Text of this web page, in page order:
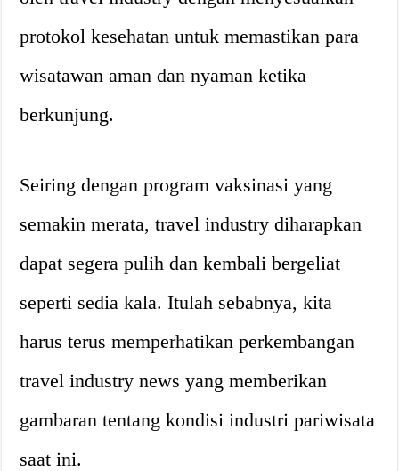
protokol kesehatan untuk memastikan para
wisatawan aman dan nyaman ketika
berkunjung.
Seiring dengan program vaksinasi yang
semakin merata, travel industry diharapkan
dapat segera pulih dan kembali bergeliat
seperti sedia kala. Itulah sebabnya, kita
harus terus memperhatikan perkembangan
travel industry news yang memberikan
gambaran tentang kondisi industri pariwisata
saat ini.